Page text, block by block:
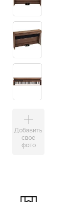
Добавить
свое
фото